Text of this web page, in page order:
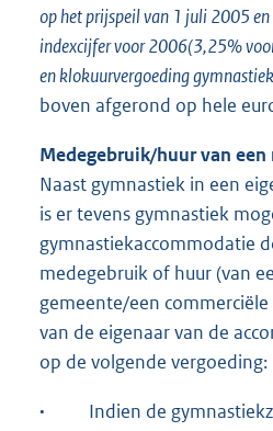
op het prijspeil van 1 juli 2005
indexcijfer voor 2006(3,25%
en klokuurvergoeding
boven afgerond op hele
Medegebruik/huur van
Naast gymnastiek in een
is er tevens gymnastiek
gymnastiekaccommodatie
medegebruik of huur (van
gemeente/een
van de eigenaar van de
op de volgende vergoeding:
·
Indien de